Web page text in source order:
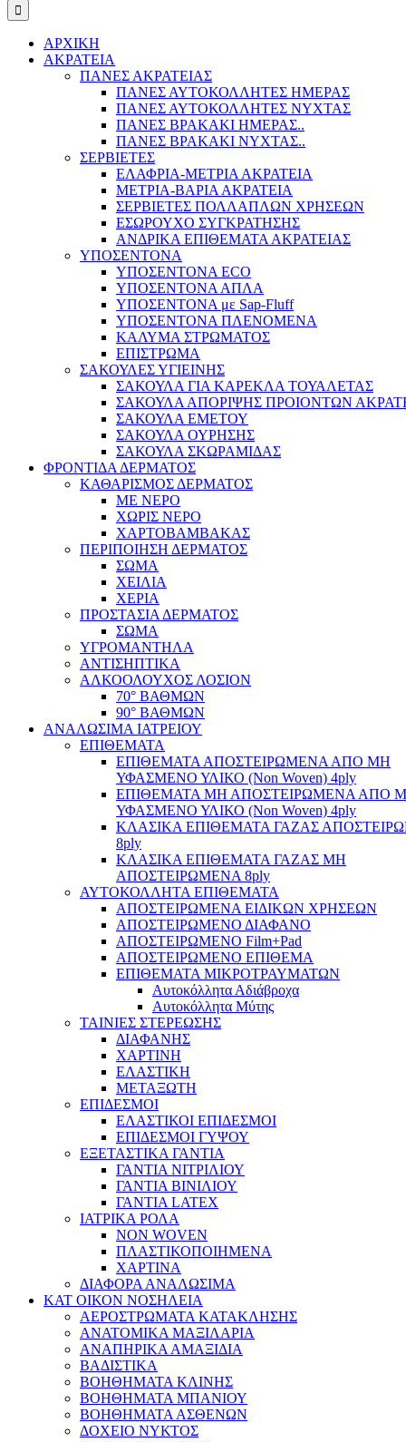
ΑΡΧΙΚΗ
ΑΚΡΑΤΕΙΑ
ΠΑΝΕΣ ΑΚΡΑΤΕΙΑΣ
ΠΑΝΕΣ ΑΥΤΟΚΟΛΛΗΤΕΣ ΗΜΕΡΑΣ
ΠΑΝΕΣ ΑΥΤΟΚΟΛΛΗΤΕΣ ΝΥΧΤΑΣ
ΠΑΝΕΣ ΒΡΑΚΑΚΙ ΗΜΕΡΑΣ..
ΠΑΝΕΣ ΒΡΑΚΑΚΙ ΝΥΧΤΑΣ..
ΣΕΡΒΙΕΤΕΣ
ΕΛΑΦΡΙΑ-ΜΕΤΡΙΑ ΑΚΡΑΤΕΙΑ
ΜΕΤΡΙΑ-ΒΑΡΙΑ ΑΚΡΑΤΕΙΑ
ΣΕΡΒΙΕΤΕΣ ΠΟΛΛΑΠΛΩΝ ΧΡΗΣΕΩΝ
ΕΣΩΡΟΥΧΟ ΣΥΓΚΡΑΤΗΣΗΣ
ΑΝΔΡΙΚΑ ΕΠΙΘΕΜΑΤΑ ΑΚΡΑΤΕΙΑΣ
ΥΠΟΣΕΝΤΟΝΑ
ΥΠΟΣΕΝΤΟΝΑ ECO
ΥΠΟΣΕΝΤΟΝΑ ΑΠΛΑ
ΥΠΟΣΕΝΤΟΝΑ με Sap-Fluff
ΥΠΟΣΕΝΤΟΝΑ ΠΛΕΝΟΜΕΝΑ
ΚΑΛΥΜΑ ΣΤΡΩΜΑΤΟΣ
ΕΠΙΣΤΡΩΜΑ
ΣΑΚΟΥΛΕΣ ΥΓΙΕΙΝΗΣ
ΣΑΚΟΥΛΑ ΓΙΑ ΚΑΡΕΚΛΑ ΤΟΥΑΛΕΤΑΣ
ΣΑΚΟΥΛΑ ΑΠΟΡΙΨΗΣ ΠΡΟΙΟΝΤΩΝ
ΣΑΚΟΥΛΑ ΕΜΕΤΟΥ
ΣΑΚΟΥΛΑ ΟΥΡΗΣΗΣ
ΣΑΚΟΥΛΑ ΣΚΩΡΑΜΙΔΑΣ
ΦΡΟΝΤΙΔΑ ΔΕΡΜΑΤΟΣ
ΚΑΘΑΡΙΣΜΟΣ ΔΕΡΜΑΤΟΣ
ΜΕ ΝΕΡΟ
ΧΩΡΙΣ ΝΕΡΟ
ΧΑΡΤΟΒΑΜΒΑΚΑΣ
ΠΕΡΙΠΟΙΗΣΗ ΔΕΡΜΑΤΟΣ
ΣΩΜΑ
ΧΕΙΛΙΑ
ΧΕΡΙΑ
ΠΡΟΣΤΑΣΙΑ ΔΕΡΜΑΤΟΣ
ΣΩΜΑ
ΥΓΡΟΜΑΝΤΗΛΑ
ΑΝΤΙΣΗΠΤΙΚΑ
ΑΛΚΟΟΛΟΥΧΟΣ ΛΟΣΙΟΝ
70° ΒΑΘΜΩΝ
90° ΒΑΘΜΩΝ
ΑΝΑΛΩΣΙΜΑ ΙΑΤΡΕΙΟΥ
ΕΠΙΘΕΜΑΤΑ
ΕΠΙΘΕΜΑΤΑ ΑΠΟΣΤΕΙΡΩΜΕΝΑ ΑΠΟ ΜΗ
ΥΦΑΣΜΕΝΟ ΥΛΙΚΟ (Non Woven) 4ply
ΕΠΙΘΕΜΑΤΑ ΜΗ ΑΠΟΣΤΕΙΡΩΜΕΝΑ ΑΠΟ
ΥΦΑΣΜΕΝΟ ΥΛΙΚΟ (Non Woven) 4ply
ΚΛΑΣΙΚΑ ΕΠΙΘΕΜΑΤΑ ΓΑΖΑΣ
8ply
ΚΛΑΣΙΚΑ ΕΠΙΘΕΜΑΤΑ ΓΑΖΑΣ ΜΗ
ΑΠΟΣΤΕΙΡΩΜΕΝΑ 8ply
ΑΥΤΟΚΟΛΛΗΤΑ ΕΠΙΘΕΜΑΤΑ
ΑΠΟΣΤΕΙΡΩΜΕΝΑ ΕΙΔΙΚΩΝ ΧΡΗΣΕΩΝ
ΑΠΟΣΤΕΙΡΩΜΕΝΟ ΔΙΑΦΑΝΟ
ΑΠΟΣΤΕΙΡΩΜΕΝΟ Film+Pad
ΑΠΟΣΤΕΙΡΩΜΕΝΟ ΕΠΙΘΕΜΑ
ΕΠΙΘΕΜΑΤΑ ΜΙΚΡΟΤΡΑΥΜΑΤΩΝ
Αυτοκόλλητα Αδιάβροχα
Αυτοκόλλητα Μύτης
ΤΑΙΝΙΕΣ ΣΤΕΡΕΩΣΗΣ
ΔΙΑΦΑΝΗΣ
ΧΑΡΤΙΝΗ
ΕΛΑΣΤΙΚΗ
ΜΕΤΑΞΩΤΗ
ΕΠΙΔΕΣΜΟΙ
ΕΛΑΣΤΙΚΟΙ ΕΠΙΔΕΣΜΟΙ
ΕΠΙΔΕΣΜΟΙ ΓΥΨΟΥ
ΕΞΕΤΑΣΤΙΚΑ ΓΑΝΤΙΑ
ΓΑΝΤΙΑ ΝΙΤΡΙΛΙΟΥ
ΓΑΝΤΙΑ ΒΙΝΙΛΙΟΥ
ΓΑΝΤΙΑ LATEX
ΙΑΤΡΙΚΑ ΡΟΛΑ
NON WOVEN
ΠΛΑΣΤΙΚΟΠΟΙΗΜΕΝΑ
ΧΑΡΤΙΝΑ
ΔΙΑΦΟΡΑ ΑΝΑΛΩΣΙΜΑ
ΚΑΤ ΟΙΚΟΝ ΝΟΣΗΛΕΙΑ
ΑΕΡΟΣΤΡΩΜΑΤΑ ΚΑΤΑΚΛΗΣΗΣ
ΑΝΑΤΟΜΙΚΑ ΜΑΞΙΛΑΡΙΑ
ΑΝΑΠΗΡΙΚΑ ΑΜΑΞΙΔΙΑ
ΒΑΔΙΣΤΙΚΑ
ΒΟΗΘΗΜΑΤΑ ΚΛΙΝΗΣ
ΒΟΗΘΗΜΑΤΑ ΜΠΑΝΙΟΥ
ΒΟΗΘΗΜΑΤΑ ΑΣΘΕΝΩΝ
ΔΟΧΕΙΟ ΝΥΚΤΟΣ